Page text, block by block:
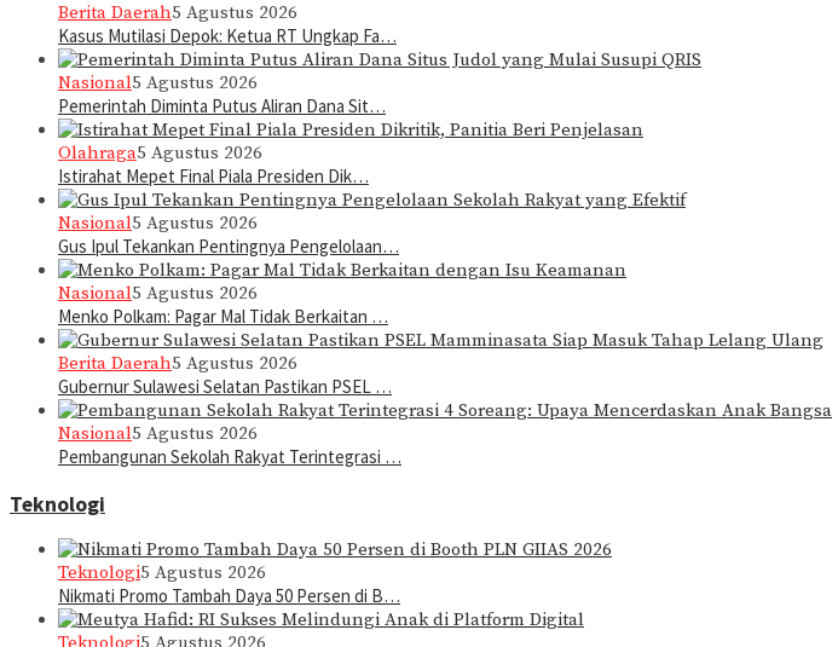
Berita Daerah5 Agustus 2026
Kasus Mutilasi Depok: Ketua RT Ungkap Fa…
Nasional5 Agustus 2026
Pemerintah Diminta Putus Aliran Dana Sit…
Olahraga5 Agustus 2026
Istirahat Mepet Final Piala Presiden Dik…
Nasional5 Agustus 2026
Gus Ipul Tekankan Pentingnya Pengelolaan…
Nasional5 Agustus 2026
Menko Polkam: Pagar Mal Tidak Berkaitan …
Berita Daerah5 Agustus 2026
Gubernur Sulawesi Selatan Pastikan PSEL …
Nasional5 Agustus 2026
Pembangunan Sekolah Rakyat Terintegrasi …
Teknologi
Teknologi5 Agustus 2026
Nikmati Promo Tambah Daya 50 Persen di B…